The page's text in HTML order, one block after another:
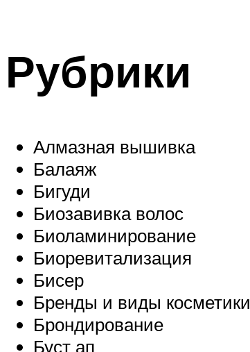
Рубрики
Алмазная вышивка
Балаяж
Бигуди
Биозавивка волос
Биоламинирование
Биоревитализация
Бисер
Бренды и виды косметики
Брондирование
Буст ап